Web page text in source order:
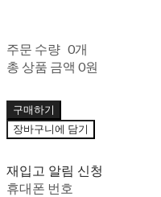
주문 수량 0개
총 상품 금액 0원
구매하기
장바구니에 담기
재입고 알림 신청
휴대폰 번호